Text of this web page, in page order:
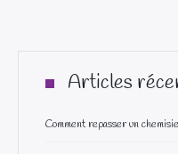
Articles
Comment repasser un